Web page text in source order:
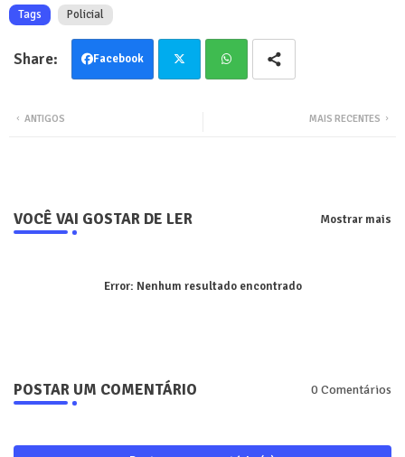
Tags Policial
Facebook
MAIS RECENTES
ANTIGOS
VOCÊ VAI GOSTAR DE LER Mostrar mais
Error: Nenhum resultado encontrado
POSTAR UM COMENTÁRIO 0 Comentários